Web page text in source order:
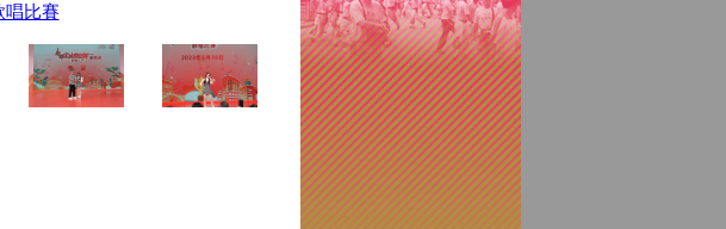
唱比賽